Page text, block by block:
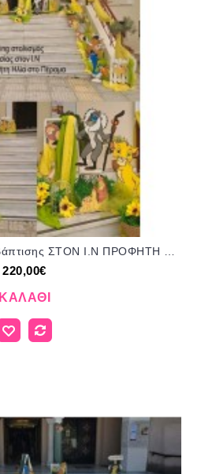
LION KING στολισμός βάπτισης ΣΤΟΝ Ι.Ν ΠΡΟΦΗΤΗ ΗΛΙΑ ΣΤΟ ΠΕΡΑΜΑ ΣΤΟΛ-1507202653 220,00€!!!
220,00€
ΚΑΛΆΘΙ